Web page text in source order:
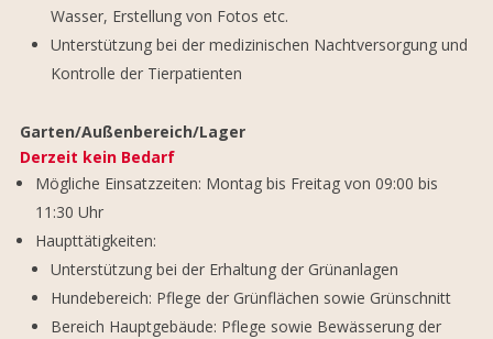
Wasser, Erstellung von Fotos etc.
Unterstützung bei der medizinischen Nachtversorgung und
Kontrolle der Tierpatienten
Garten/Außenbereich/Lager
Derzeit kein Bedarf
Mögliche Einsatzzeiten: Montag bis Freitag von 09:00 bis
11:30 Uhr
Haupttätigkeiten:
Unterstützung bei der Erhaltung der Grünanlagen
Hundebereich: Pflege der Grünflächen sowie Grünschnitt
Bereich Hauptgebäude: Pflege sowie Bewässerung der